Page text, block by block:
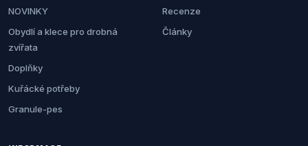
NOVINKY
Obydlí a klece pro drobná
zvířata
Doplňky
Kuřácké potřeby
Granule-pes
Recenze
Články